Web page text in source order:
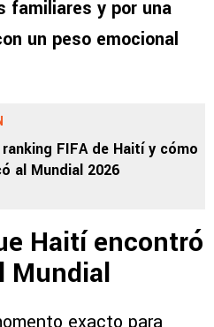
familiares y por una
un peso emocional
FIFA de Haití y cómo
al Mundial 2026
Haití encontró
Mundial